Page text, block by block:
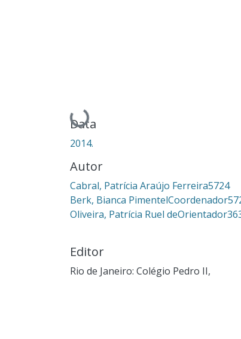
Carregando...
Data
2014.
Autor
Cabral, Patrícia Araújo Ferreira5724
Berk, Bianca
Oliveira, Patrícia Ruel
Editor
Rio de Janeiro: Colégio Pedro II,